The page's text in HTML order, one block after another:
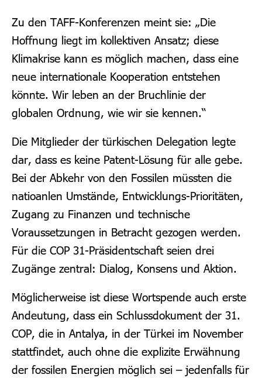
Zu den TAFF-Konferenzen meint sie: „Die
Hoffnung liegt im kollektiven Ansatz; diese
Klimakrise kann es möglich machen, dass eine
neue internationale Kooperation entstehen
könnte. Wir leben an der Bruchlinie der
globalen Ordnung, wie wir sie kennen.“
Die Mitglieder der türkischen Delegation legte
dar, dass es keine Patent-Lösung für alle gebe.
Bei der Abkehr von den Fossilen müssten die
natioanlen Umstände, Entwicklungs-Prioritäten,
Zugang zu Finanzen und technische
Voraussetzungen in Betracht gezogen werden.
Für die COP 31-Präsidentschaft seien drei
Zugänge zentral: Dialog, Konsens und Aktion.
Möglicherweise ist diese Wortspende auch erste
Andeutung, dass ein Schlussdokument der 31.
COP, die in Antalya, in der Türkei im November
stattfindet, auch ohne die explizite Erwähnung
der fossilen Energien möglich sei – jedenfalls für